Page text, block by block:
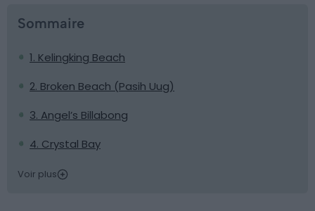
Sommaire
1. Kelingking Beach
2. Broken Beach (Pasih Uug)
3. Angel’s Billabong
4. Crystal Bay
Voir plus